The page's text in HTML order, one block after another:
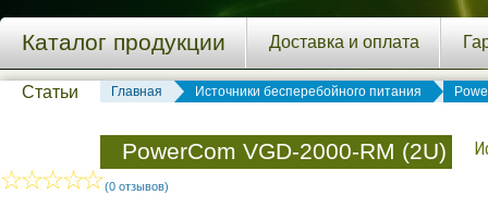
Каталог продукции Доставка и оплата
Статьи Главная Источники бесперебойного питания
PowerCom VGD-2000-RM (2U)
(0 отзывов)